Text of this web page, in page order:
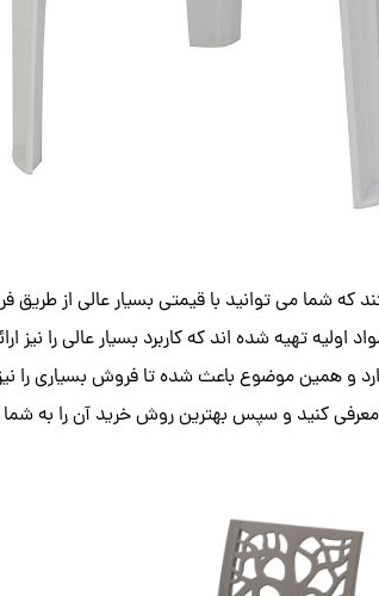
شما می توانید با قیمتی بسیار عالی از طریق
اولیه تهیه شده اند که کاربرد بسیار عالی را نیز
و همین موضوع باعث شده تا فروش بسیاری را
کنید و سپس بهترین روش خرید آن را به شما